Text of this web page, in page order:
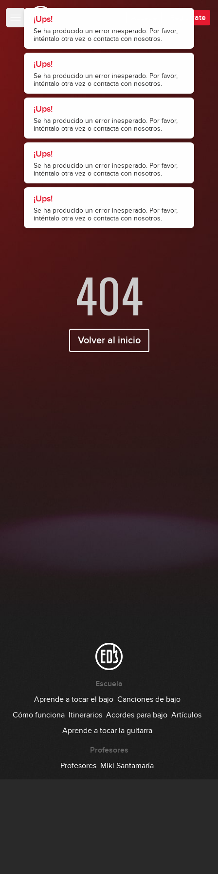
¡Ups!
Se ha producido un error inesperado. Por favor,
inténtalo otra vez o contacta con nosotros.
¡Ups!
Se ha producido un error inesperado. Por favor,
inténtalo otra vez o contacta con nosotros.
¡Ups!
Se ha producido un error inesperado. Por favor,
inténtalo otra vez o contacta con nosotros.
¡Ups!
Se ha producido un error inesperado. Por favor,
inténtalo otra vez o contacta con nosotros.
¡Ups!
Se ha producido un error inesperado. Por favor,
inténtalo otra vez o contacta con nosotros.
Regístrate
404
Volver al inicio
Escuela
Aprende a tocar el bajo Canciones de bajo
Cómo funciona Itinerarios Acordes para bajo Artículos
Aprende a tocar la guitarra
Profesores
Profesores Miki Santamaría
Escuela de Bajistas